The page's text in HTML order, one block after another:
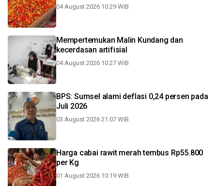
04 August 2026 10:29 WIB
Mempertemukan Malin Kundang dan
kecerdasan artifisial
04 August 2026 10:27 WIB
BPS: Sumsel alami deflasi 0,24 persen pada
Juli 2026
03 August 2026 21:07 WIB
Harga cabai rawit merah tembus Rp55.800
per Kg
01 August 2026 10:19 WIB